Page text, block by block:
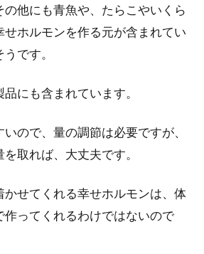
では・...
繊維を積極的にとろう！
事改善で便秘を解消するなら、食物繊維を積
的にとっていきましょう。なぜなら、便をス
の他にも青魚や、たらこやいくら
せホルモンを作る元が含まれてい
です。
にも含まれています。
ので、量の調節は必要ですが、
取れば、大丈夫です。
せてくれる幸せホルモンは、体
ってくれるわけではないので